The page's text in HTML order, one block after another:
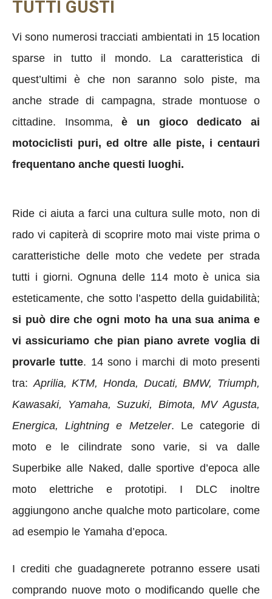
TUTTI GUSTI
Vi sono numerosi tracciati ambientati in 15 location
sparse in tutto il mondo. La caratteristica di
quest’ultimi è che non saranno solo piste, ma
anche strade di campagna, strade montuose o
cittadine. Insomma,è un gioco dedicato ai
motociclisti puri, ed oltre alle piste, i centauri
frequentano anche questi luoghi.
Ride ci aiuta a farci una cultura sulle moto, non di
rado vi capiterà di scoprire moto mai viste prima o
caratteristiche delle moto che vedete per strada
tutti i giorni. Ognuna delle 114 moto è unica sia
esteticamente, che sotto l’aspetto della guidabilità;
si può dire che ogni moto ha una sua anima e
vi assicuriamo che pian piano avrete voglia di
provarle tutte. 14 sono i marchi di moto presenti
tra:Aprilia, KTM, Honda, Ducati, BMW, Triumph,
Kawasaki, Yamaha, Suzuki, Bimota, MV Agusta,
Energica, Lightning e Metzeler. Le categorie di
moto e le cilindrate sono varie, si va dalle
Superbike alle Naked, dalle sportive d’epoca alle
moto elettriche e prototipi. I DLC inoltre
aggiungono anche qualche moto particolare, come
ad esempio le Yamaha d’epoca.
I crediti che guadagnerete potranno essere usati
comprando nuove moto o modificando quelle che